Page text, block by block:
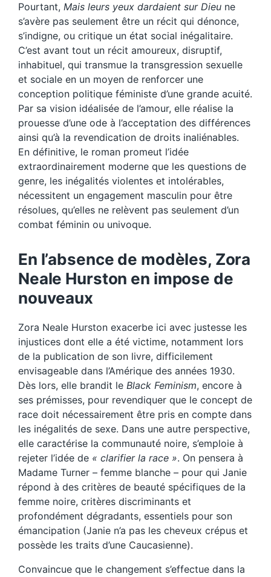
Pourtant, Mais leurs yeux dardaient sur Dieu ne
s’avère pas seulement être un récit qui dénonce,
s’indigne, ou critique un état social inégalitaire.
C’est avant tout un récit amoureux, disruptif,
inhabituel, qui transmue la transgression sexuelle
et sociale en un moyen de renforcer une
conception politique féministe d’une grande acuité.
Par sa vision idéalisée de l’amour, elle réalise la
prouesse d’une ode à l’acceptation des différences
ainsi qu’à la revendication de droits inaliénables.
En définitive, le roman promeut l’idée
extraordinairement moderne que les questions de
genre, les inégalités violentes et intolérables,
nécessitent un engagement masculin pour être
résolues, qu’elles ne relèvent pas seulement d’un
combat féminin ou univoque.
En l’absence de modèles, Zora
Neale Hurston en impose de
nouveaux
Zora Neale Hurston exacerbe ici avec justesse les
injustices dont elle a été victime, notamment lors
de la publication de son livre, difficilement
envisageable dans l’Amérique des années 1930.
Dès lors, elle brandit le Black Feminism, encore à
ses prémisses, pour revendiquer que le concept de
race doit nécessairement être pris en compte dans
les inégalités de sexe. Dans une autre perspective,
elle caractérise la communauté noire, s’emploie à
rejeter l’idée de « clarifier la race ». On pensera à
Madame Turner – femme blanche – pour qui Janie
répond à des critères de beauté spécifiques de la
femme noire, critères discriminants et
profondément dégradants, essentiels pour son
émancipation (Janie n’a pas les cheveux crépus et
possède les traits d’une Caucasienne).
Convaincue que le changement s’effectue dans la